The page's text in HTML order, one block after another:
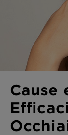
Cause